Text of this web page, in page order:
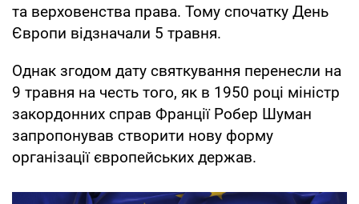
та верховенства права. Тому спочатку День
Європи відзначали 5 травня.
Однак згодом дату святкування перенесли на
9 травня на честь того, як в 1950 році міністр
закордонних справ Франції Робер Шуман
запропонував створити нову форму
організації європейських держав.